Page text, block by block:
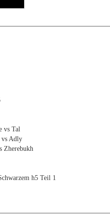
vs Tal
vs Adly
Zherebukh
h5 Teil 1